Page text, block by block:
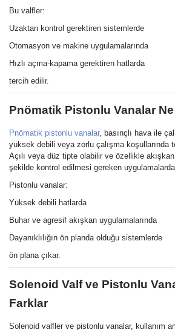
Bu valfler:
Uzaktan kontrol gerektiren sistemlerde
Otomasyon ve makine uygulamalarında
Hızlı açma-kapama gerektiren hatlarda
tercih edilir.
Pnömatik Pistonlu Vanalar
Pnömatik pistonlu vanalar, basınçlı hava ile
yüksek debili veya zorlu çalışma koşullarında
Açılı veya düz tipte olabilir ve özellikle
şekilde kontrol edilmesi gereken uygulamalarda
Pistonlu vanalar:
Yüksek debili hatlarda
Buhar ve agresif akışkan uygulamalarında
Dayanıklılığın ön planda olduğu sistemlerde
ön plana çıkar.
Solenoid Valf ve Pistonlu
Farklar
Solenoid valfler ve pistonlu vanalar, kullanım